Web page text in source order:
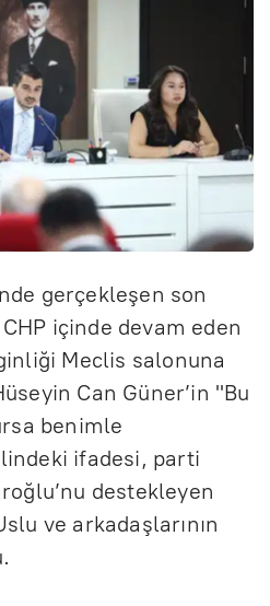
gerçekleşen son
içinde devam eden
Meclis salonuna
Can Güner’in "Bu
benimle
ifadesi, parti
destekleyen
ve arkadaşlarının